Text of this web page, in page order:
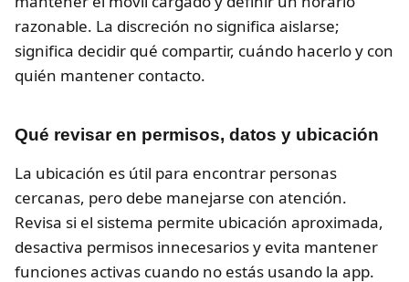
razonable. La discreción no significa aislarse;
significa decidir qué compartir, cuándo hacerlo y con
quién mantener contacto.
Qué revisar en permisos, datos y ubicación
La ubicación es útil para encontrar personas
cercanas, pero debe manejarse con atención.
Revisa si el sistema permite ubicación aproximada,
desactiva permisos innecesarios y evita mantener
funciones activas cuando no estás usando la app.